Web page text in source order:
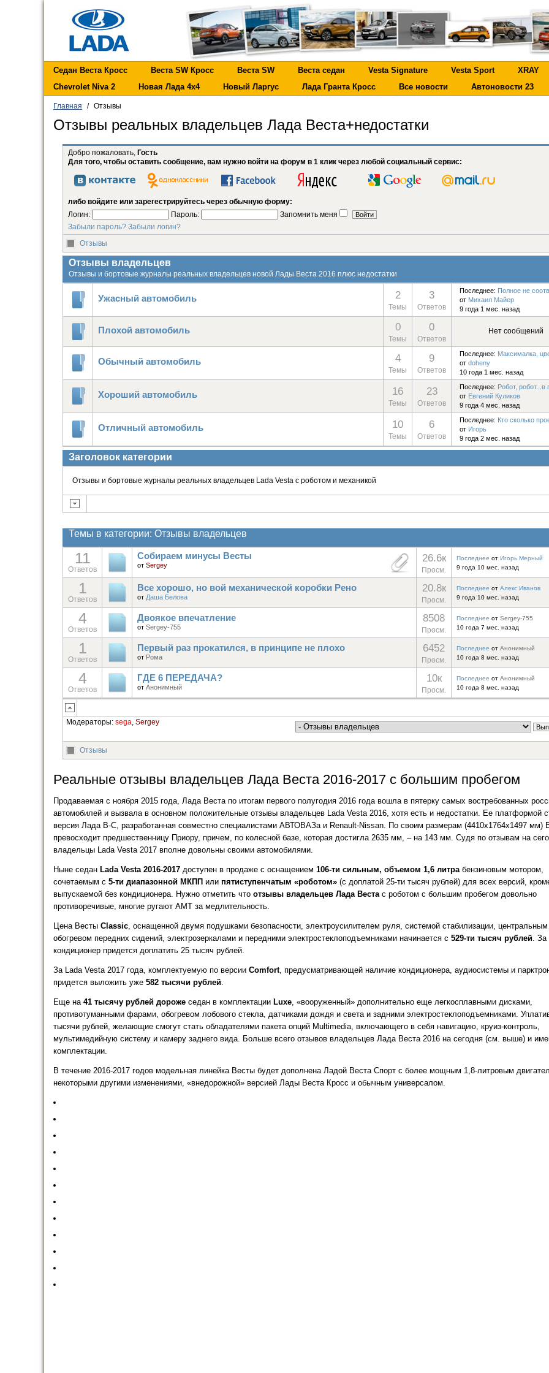
Седан Веста Кросс Веста SW Кросс Веста SW Веста седан Vesta Signature Vesta Sport XRAY
Chevrolet Niva 2
Новая Лада 4х4 Новый Ларгус Лада Гранта Кросс Все новости Автоновости 23
Главная / Отзывы
Отзывы реальных владельцев Лада Веста+недостатки
Добро пожаловать, Гость
Для того, чтобы оставить сообщение, вам нужно войти на форум в 1 клик через любой социальный сервис:
либо войдите или зарегестрируйтесь через обычную форму:
Логин:
Пароль:
Запомнить меня
Забыли пароль? Забыли логин?
Отзывы
Отзывы владельцев
Отзывы и бортовые журналы реальных владельцев новой Лады Веста 2016 плюс недостатки
Ужасный автомобиль 2
Темы
3
Ответов
Последнее: Полное не
от Михаил Майер
9 года 1 мес. назад
Плохой автомобиль 0
Темы
0
Ответов
Нет сообщений
Обычный автомобиль 4
Темы
9
Ответов
Последнее: Максималка,
от doheny
10 года 1 мес. назад
Хороший автомобиль 16
Темы
23
Ответов
Последнее: Робот, робот...в
от Евгений Куликов
9 года 4 мес. назад
Отличный автомобиль 10
Темы
6
Ответов
Последнее: Кто сколько
от Игорь
9 года 2 мес. назад
Заголовок категории
Отзывы и бортовые журналы реальных владельцев Lada Vesta с роботом и механикой
Темы в категории: Отзывы владельцев
11
Ответов
Собираем минусы Весты
от Sergey
26.6к
Просм.
Последнее от Игорь Мерный
9 года 10 мес. назад
1
Ответов
Все хорошо, но вой механической коробки Рено
от Даша Белова
20.8к
Просм.
Последнее от Алекс Иванов
9 года 10 мес. назад
4
Ответов
Двоякое впечатление
от Sergey-755
8508
Просм.
Последнее от Sergey-755
10 года 7 мес. назад
1
Ответов
Первый раз прокатился, в принципе не плохо
от Рома
6452
Просм.
Последнее от Анонимный
10 года 8 мес. назад
4
Ответов
ГДЕ 6 ПЕРЕДАЧА?
от Анонимный
10к
Просм.
Последнее от Анонимный
10 года 8 мес. назад
Модераторы: sega, Sergey
Отзывы
Реальные отзывы владельцев Лада Веста 2016-2017 с большим пробегом
Продаваемая с ноября 2015 года, Лада Веста по итогам первого полугодия 2016 года вошла в пятерку самых востребованных
автомобилей и вызвала в основном положительные отзывы владельцев Lada Vesta 2016, хотя есть и недостатки. Ее платформой
версия Лада В-С, разработанная совместно специалистами АВТОВАЗа и Renault-Nissan. По своим размерам (4410х1764х1497 мм)
превосходит предшественницу Приору, причем, по колесной базе, которая достигла 2635 мм, – на 143 мм. Судя по отзывам на
владельцы Lada Vesta 2017 вполне довольны своими автомобилями.
Ныне седан Lada Vesta 2016-2017 доступен в продаже с оснащением 106-ти сильным, объемом 1,6 литра бензиновым мотором,
сочетаемым с 5-ти диапазонной МКПП или пятиступенчатым «роботом» (с доплатой 25-ти тысяч рублей) для всех версий,
выпускаемой без кондиционера. Нужно отметить что отзывы владельцев Лада Веста с роботом с большим пробегом довольно
противоречивые, многие ругают АМТ за медлительность.
Цена Весты Classic , оснащенной двумя подушками безопасности, электроусилителем руля, системой стабилизации, центральным
обогревом передних сидений, электрозеркалами и передними электростеклоподъемниками начинается с 529-ти тысяч рублей . За
кондиционер придется доплатить 25 тысяч рублей.
За Lada Vesta 2017 года, комплектуемую по версии Comfort, предусматривающей наличие кондиционера, аудиосистемы и
придется выложить уже 582 тысячи рублей
Еще на 41 тысячу рублей дороже седан в комплектации Luxe , «вооруженный» дополнительно еще легкосплавными дисками,
противотуманными фарами, обогревом лобового стекла, датчиками дождя и света и задними электростеклоподъемниками.
тысячи рублей, желающие смогут стать обладателями пакета опций Multimedia, включающего в себя навигацию, круиз-контроль,
мультимедийную систему и камеру заднего вида. Больше всего отзывов владельцев Лада Веста 2016 на сегодня (см. выше) и
комплектации.
В течение 2016-2017 годов модельная линейка Весты будет дополнена Ладой Веста Спорт с более мощным 1,8-литровым
некоторыми другими изменениями, «внедорожной» версией Лады Веста Кросс и обычным универсалом.